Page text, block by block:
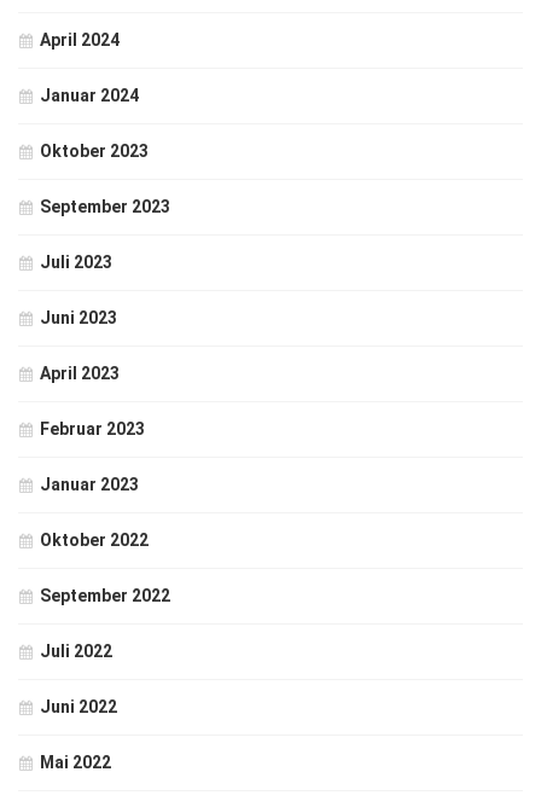
April 2024
Januar 2024
Oktober 2023
September 2023
Juli 2023
Juni 2023
April 2023
Februar 2023
Januar 2023
Oktober 2022
September 2022
Juli 2022
Juni 2022
Mai 2022